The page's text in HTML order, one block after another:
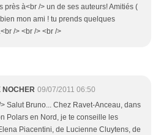
près à<br /> un de ses auteurs! Amitiés (
mon ami ! tu prends quelques
/> <br /> <br />
NOCHER 09/07/2011 06:50
Salut Bruno... Chez Ravet-Anceau, dans
Polars en Nord, je te conseille les
Piacentini, de Lucienne Cluytens, de